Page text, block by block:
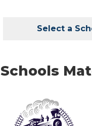
Select a
Schools